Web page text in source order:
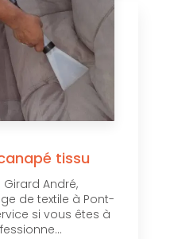
tissu
André,
de textile à Pont-
si vous êtes à